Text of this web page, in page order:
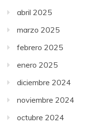
abril 2025
marzo 2025
febrero 2025
enero 2025
diciembre 2024
noviembre 2024
octubre 2024